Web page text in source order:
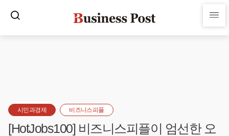
시민과경제 비즈니스피플
[HotJobs100] 비즈니스피플이 엄선한 오